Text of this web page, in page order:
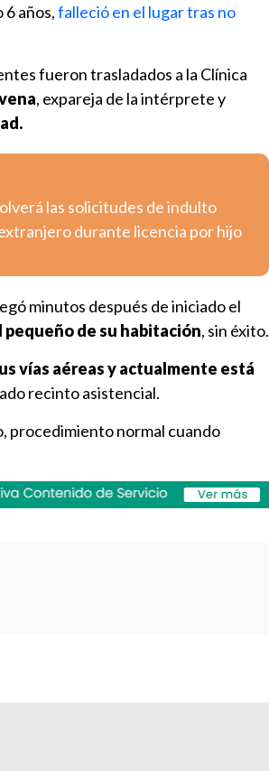
6 años,falleció en el lugar tras no
fueron trasladados a la Clínica
, expareja de la intérprete y
las solicitudes de indulto
durante licencia por hijo
minutos después de iniciado el
de su habitación, sin éxito.
vías aéreas y actualmente está
recinto asistencial.
procedimiento normal cuando